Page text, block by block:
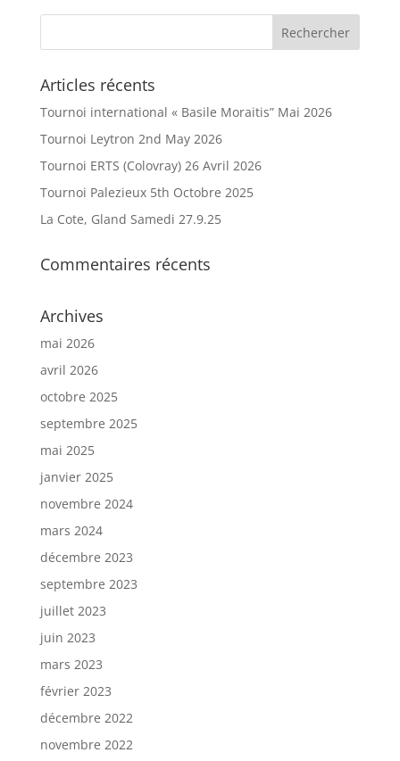
Articles récents
Tournoi international « Basile Moraitis” Mai 2026
Tournoi Leytron 2nd May 2026
Tournoi ERTS (Colovray) 26 Avril 2026
Tournoi Palezieux 5th Octobre 2025
La Cote, Gland Samedi 27.9.25
Commentaires récents
Archives
mai 2026
avril 2026
octobre 2025
septembre 2025
mai 2025
janvier 2025
novembre 2024
mars 2024
décembre 2023
septembre 2023
juillet 2023
juin 2023
mars 2023
février 2023
décembre 2022
novembre 2022